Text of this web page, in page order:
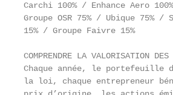
Carchi 100% / Enhance Aero
Groupe OSR 75% / Ubique 75%
15% / Groupe Faivre 15%
COMPRENDRE LA VALORISATION
Chaque année, le portefeuille
la loi, chaque entrepreneur